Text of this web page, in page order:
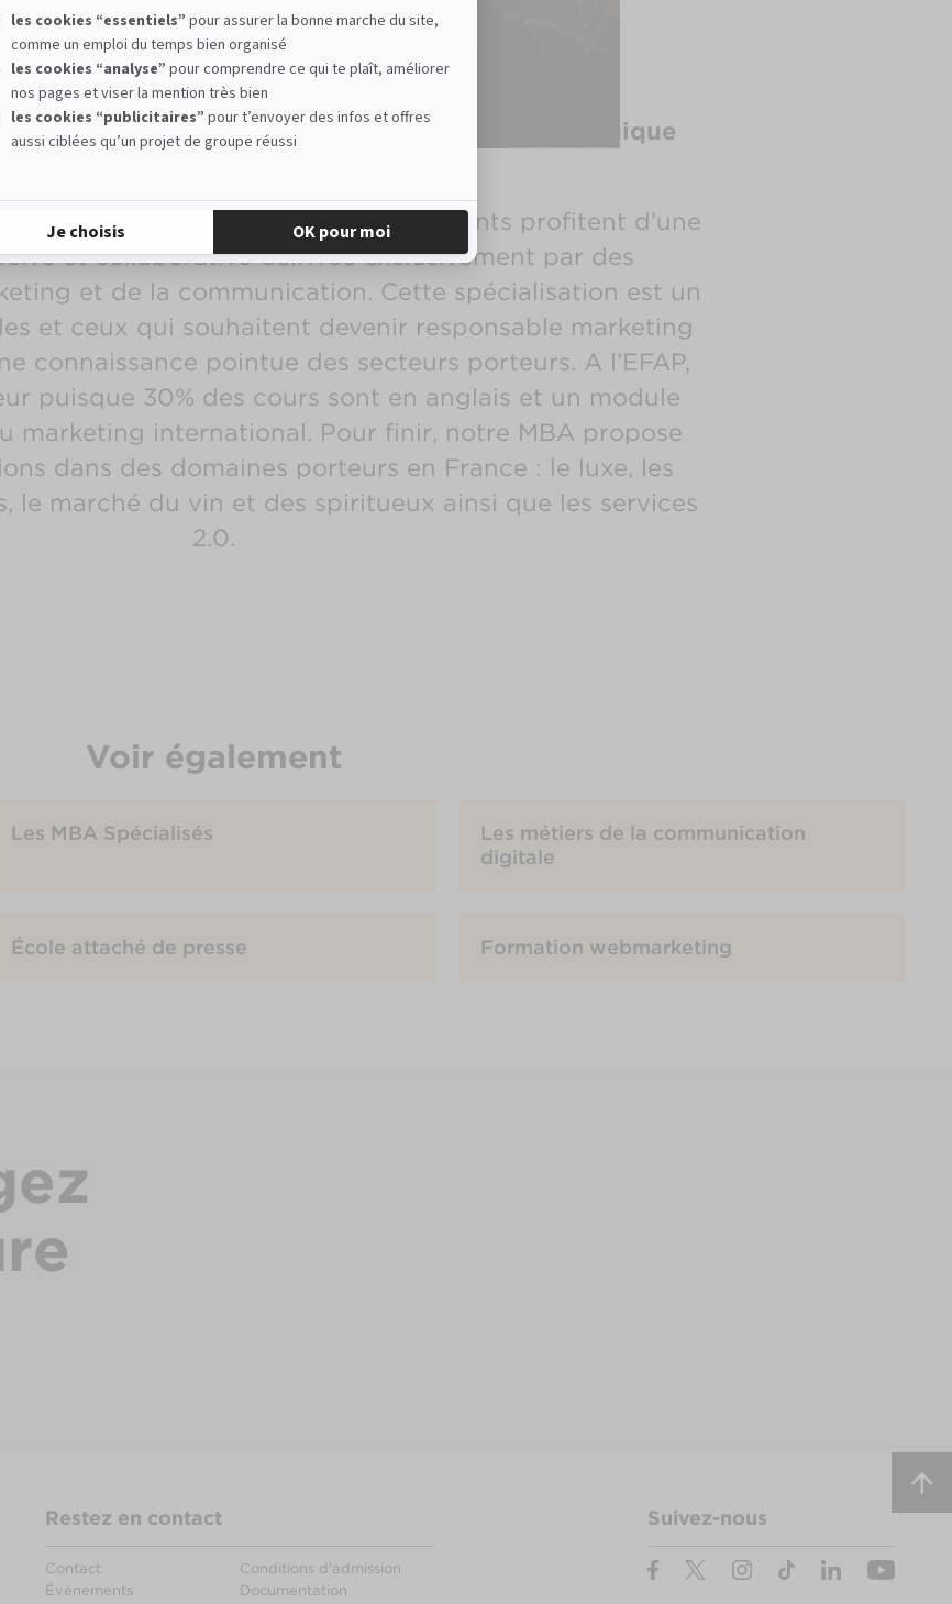
spécialisé Communication et Marketing Stratégique
d’hyperspécialisation, nos étudiants profitent d’une
et collaborative délivrée exclusivement par des
et de la communication. Cette spécialisation est un
et ceux qui souhaitent devenir responsable marketing
connaissance pointue des secteurs porteurs. A l’EFAP,
puisque 30% des cours sont en anglais et un module
marketing international. Pour finir, notre MBA propose
dans des domaines porteurs en France : le luxe, les
le marché du vin et des spiritueux ainsi que les services
2.0.
Voir également
Les MBA Spécialisés
Les métiers de la communication
digitale
École attaché de presse Formation webmarketing
Restez en contact
Contact
Événements
Conditions d'admission
Documentation
Suivez-nous